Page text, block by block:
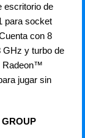
escritorio de
para socket
con 8
GHz y turbo de
Radeon™
jugar sin